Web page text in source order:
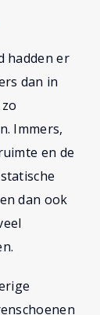
hadden er
dan in
Immers,
en de
dan ook